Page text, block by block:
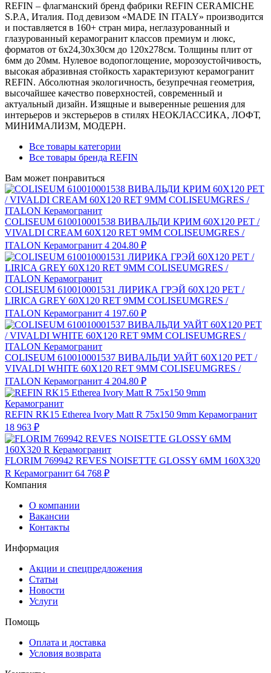
REFIN – флагманский бренд фабрики REFIN CERAMICHE
S.P.A, Италия. Под девизом «MADE IN ITALY» производится
и поставляется в 160+ стран мира, неглазурованный и
глазурованный керамогранит классов премиум и люкс,
форматов от 6х24,30х30см до 120х278см. Толщины плит от
6мм до 20мм. Нулевое водопоглощение, морозоустойчивость,
высокая абразивная стойкость характеризуют керамогранит
REFIN. Абсолютная экологичность, безупречная геометрия,
высочайшее качество поверхностей, современный и
актуальный дизайн. Изящные и выверенные решения для
интерьеров и экстерьеров в стилях НЕОКЛАССИКА, ЛОФТ,
МИНИМАЛИЗМ, МОДЕРН.
Все товары категории
Все товары бренда REFIN
Вам может понравиться
COLISEUM 610010001538 ВИВАЛЬДИ КРИМ 60X120 РЕТ /
VIVALDI CREAM 60X120 RET 9MM COLISEUMGRES /
ITALON Керамогранит 4 204.80 ₽
COLISEUM 610010001531 ЛИРИКА ГРЭЙ 60X120 РЕТ /
LIRICA GREY 60X120 RET 9MM COLISEUMGRES /
ITALON Керамогранит 4 197.60 ₽
COLISEUM 610010001537 ВИВАЛЬДИ УАЙТ 60X120 РЕТ /
VIVALDI WHITE 60X120 RET 9MM COLISEUMGRES /
ITALON Керамогранит 4 204.80 ₽
REFIN RK15 Etherea Ivory Matt R 75x150 9mm Керамогранит
18 963 ₽
FLORIM 769942 REVES NOISETTE GLOSSY 6MM 160X320
R Керамогранит 64 768 ₽
Компания
О компании
Вакансии
Контакты
Информация
Акции и спецпредложения
Статьи
Новости
Услуги
Помощь
Оплата и доставка
Условия возврата